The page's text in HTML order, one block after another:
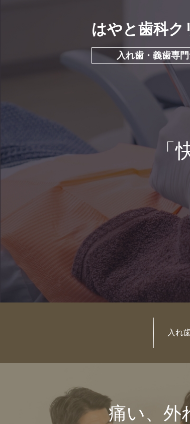
はやと歯科ク
入れ歯・義歯専
「
入れ
痛い、外